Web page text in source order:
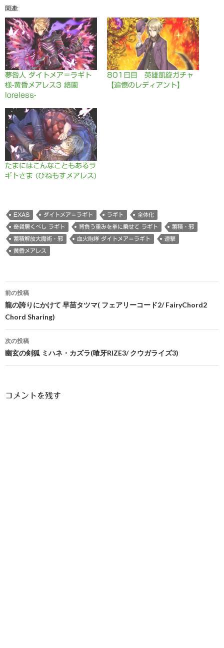
新
し
い
ウ
ィ
ン
ド
ウ
で
開
き
ま
す
)
ッ
ク
し
て
く
だ
さ
い
(
新
し
い
ウ
ド
ウ
で
開
き
ま
す
)
(
新
し
い
ウ
ィ
ン
ド
ウ
で
開
き
ま
有
し
い
ウ
ィ
ン
ド
ウ
)
し
い
ウ
ィ
ン
ド
ウ
で
開
き
ま
す
)
関連
夢咎人 ダイトメア＝ラギト
様-黄昏メアレス3 絡園
loreless-
801日目 英雄凱旋ガチャ
【追憶のレディアント】
たまにはこんなこともあるラ
ギトさま (ひねもすメアレス)
EXAS ダイトメア＝ラギト ラギト 全体化
奇貨居くべし ラギト 背負う重みを拳に乗せて ラギト 蓄積・邪
蓄積解放大魔術・邪 血火咆哮 ダイトメア＝ラギト 連撃
黄昏メアレス
投
稿
ビ
ゲ
シ
前の投稿
龍の誇りにかけて 早苗タツマ( フェアリーコード2/ FairyChord2
Chord Sharing)
次の投稿
幽玄の剣狐 ミハネ・カズラ(喰牙RIZE3/ クウガライズ3)
コメントを残す